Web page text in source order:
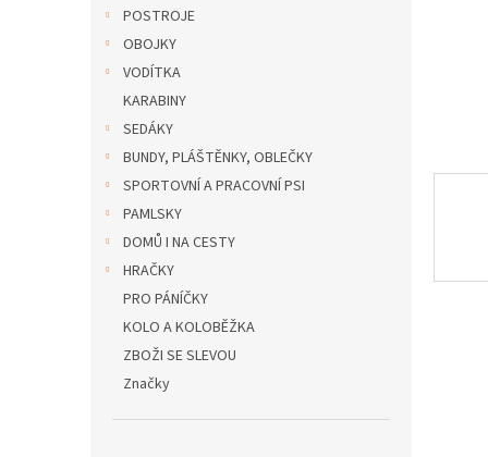
POSTROJE
OBOJKY
VODÍTKA
KARABINY
SEDÁKY
BUNDY, PLÁŠTĚNKY, OBLEČKY
SPORTOVNÍ A PRACOVNÍ PSI
PAMLSKY
DOMŮ I NA CESTY
HRAČKY
PRO PÁNÍČKY
KOLO A KOLOBĚŽKA
ZBOŽI SE SLEVOU
Značky